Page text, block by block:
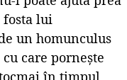
fosta lui
un homunculus
care pornește